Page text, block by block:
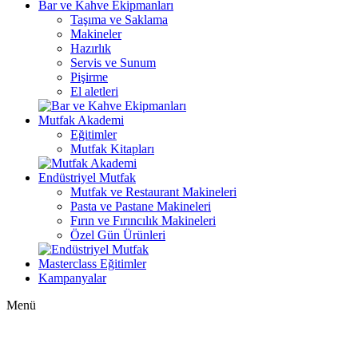
Bar ve Kahve Ekipmanları
Taşıma ve Saklama
Makineler
Hazırlık
Servis ve Sunum
Pişirme
El aletleri
Mutfak Akademi
Eğitimler
Mutfak Kitapları
Endüstriyel Mutfak
Mutfak ve Restaurant Makineleri
Pasta ve Pastane Makineleri
Fırın ve Fırıncılık Makineleri
Özel Gün Ürünleri
Masterclass Eğitimler
Kampanyalar
Menü